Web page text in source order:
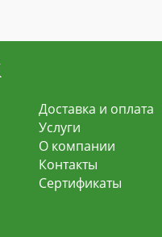
Доставка и оплата
Услуги
О компании
Контакты
Сертификаты